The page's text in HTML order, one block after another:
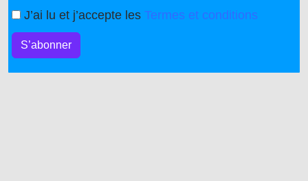
J’ai lu et j’accepte les Termes et conditions
S’abonner